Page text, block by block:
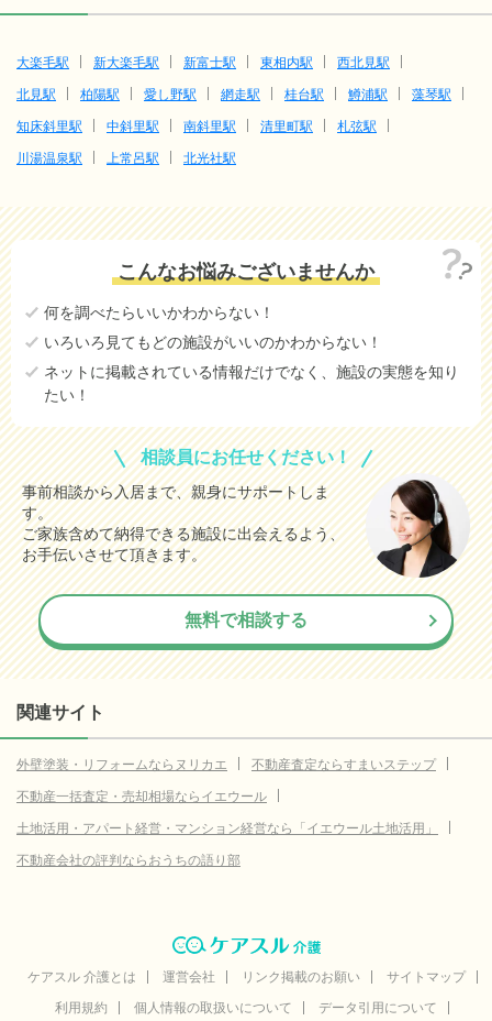
大楽毛駅 新大楽毛駅 新富士駅 東相内駅
西北見駅
北見駅
柏陽駅 愛し野駅 網走駅 桂台駅 鱒浦駅
藻琴駅
知床斜里駅
中斜里駅 南斜里駅 清里町駅
札弦駅
川湯温泉駅
上常呂駅 北光社駅
こんなお悩みございませんか
何を調べたらいいかわからない！
いろいろ見てもどの施設がいいのかわからない！
ネットに掲載されている情報だけでなく、施設の実態を知り
たい！
相談員にお任せください！
事前相談から入居まで、親身にサポートしま
す。
ご家族含めて納得できる施設に出会えるよう、
お手伝いさせて頂きます。
無料で相談する
関連サイト
外壁塗装・リフォームならヌリカエ
不動産査定ならすまいステップ
不動産一括査定・売却相場ならイエウール
土地活用・アパート経営・マンション経営なら「イエウール土地活用」
不動産会社の評判ならおうちの語り部
ケアスル 介護とは 運営会社 リンク掲載のお願い
サイトマップ
利用規約
個人情報の取扱いについて データ引用について